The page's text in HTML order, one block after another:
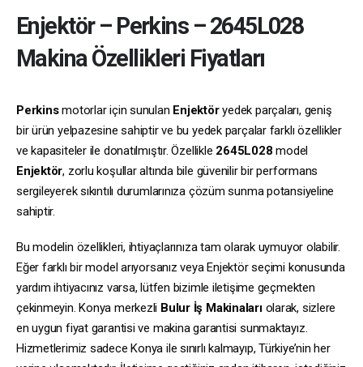
Enjektör– Perkins–2645L028
Makina Özellikleri Fiyatları
Perkinsmotorlar için sunulan Enjektöryedek parçaları, geniş
bir ürün yelpazesine sahiptir ve bu yedek parçalar farklı özellikler
ve kapasiteler ile donatılmıştır. Özellikle 2645L028 model
Enjektör, zorlu koşullar altında bile güvenilir bir performans
sergileyerek sıkıntılı durumlarınıza çözüm sunma potansiyeline
sahiptir.
Bu modelin özellikleri, ihtiyaçlarınıza tam olarak uymuyor olabilir.
Eğer farklı bir model arıyorsanız veya Enjektör seçimi konusunda
yardım ihtiyacınız varsa, lütfen bizimle iletişime geçmekten
çekinmeyin. Konya merkezli Bulur İş Makinalarıolarak, sizlere
en uygun fiyat garantisi ve makina garantisi sunmaktayız.
Hizmetlerimiz sadece Konya ile sınırlı kalmayıp, Türkiye’nin her